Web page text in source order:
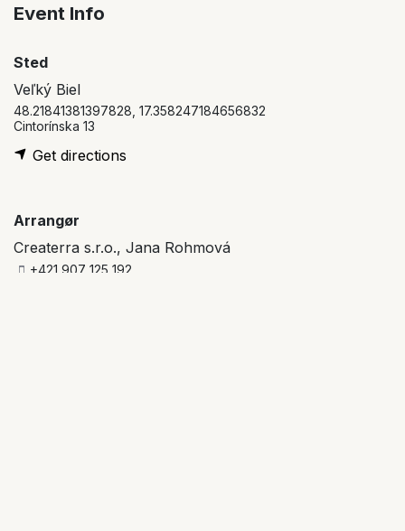
Event Info
Sted
Veľký Biel
48.21841381397828, 17.358247184656832
Cintorínska 13
Get directions
Arrangør
Createrra s.r.o., Jana Rohmová
+421 907 125 192